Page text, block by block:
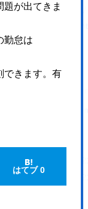
が出てきま
勤怠は
できます。有
はてブ 0
集客設計に自信あ
wp-
/>
/>
子育て応援宣言企業
wp-
wp-